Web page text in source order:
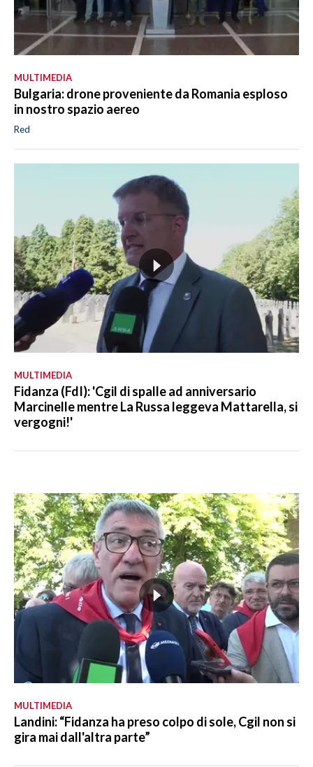
MULTIMEDIA
Bulgaria: drone proveniente da Romania esploso
in nostro spazio aereo
Red
MULTIMEDIA
Fidanza (FdI): 'Cgil di spalle ad anniversario
Marcinelle mentre La Russa leggeva Mattarella, si
vergogni!'
MULTIMEDIA
Landini: “Fidanza ha preso colpo di sole, Cgil non si
gira mai dall'altra parte”